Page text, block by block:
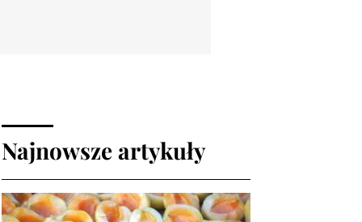
Najnowsze artykuły